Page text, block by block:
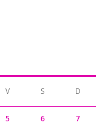
V S D
5 6 7